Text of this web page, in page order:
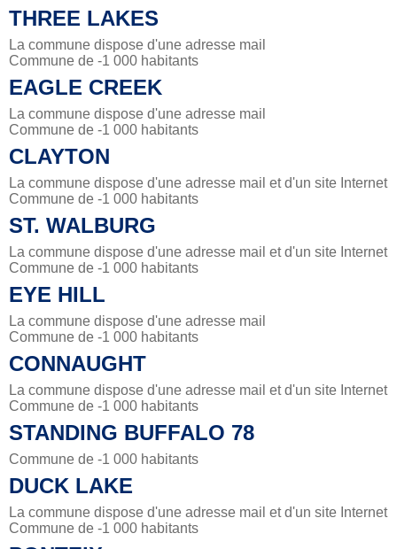
THREE LAKES
La commune dispose d'une adresse mail
Commune de -1 000 habitants
EAGLE CREEK
La commune dispose d'une adresse mail
Commune de -1 000 habitants
CLAYTON
La commune dispose d'une adresse mail et d'un site Internet
Commune de -1 000 habitants
ST. WALBURG
La commune dispose d'une adresse mail et d'un site Internet
Commune de -1 000 habitants
EYE HILL
La commune dispose d'une adresse mail
Commune de -1 000 habitants
CONNAUGHT
La commune dispose d'une adresse mail et d'un site Internet
Commune de -1 000 habitants
STANDING BUFFALO 78
Commune de -1 000 habitants
DUCK LAKE
La commune dispose d'une adresse mail et d'un site Internet
Commune de -1 000 habitants